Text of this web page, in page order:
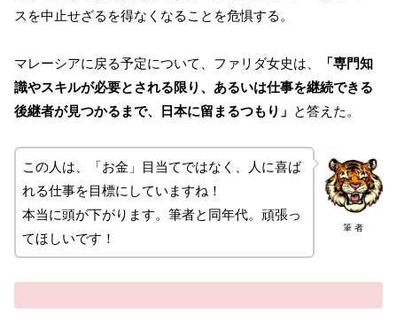
スを中止せざるを得なくなることを危惧する。
マレーシアに戻る予定について、ファリダ女史は、
「専門知
識やスキルが必要とされる限り、あるいは仕事を継続できる
後継者が見つかるまで、日本に留まるつもり」 と答えた。
筆 者
この人は、「お金」目当てではなく、人に喜ば
れる仕事を目標にしていますね！
本当に頭が下がります。筆者と同年代。頑張っ
てほしいです！